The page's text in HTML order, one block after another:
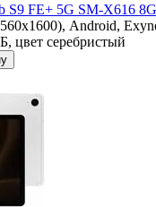
S9 FE+ 5G SM-X616
Android,
цвет серебристый